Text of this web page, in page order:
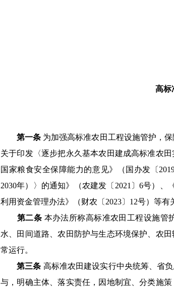
高标
第一条 为加强高标准农田工程设施管护， 保
关于印发〈逐步把永久基本农田建成高标准农田
国家粮食安全保障能力的意见》（国办发 〔
2030年） 〉 的通知》 （农建发 〔 2021 〕6号）
利用资金管理办法》
（财农〔 2023〕 12号） 等有
第二条 本办法所称高标准农田工程设施管
水、田间道路、农田防护与生态环境保护、农
常运行。
第三条 高标准农田建设实行中央统筹、省
与 ，明确主体、落实责任，因地制宜、分类施